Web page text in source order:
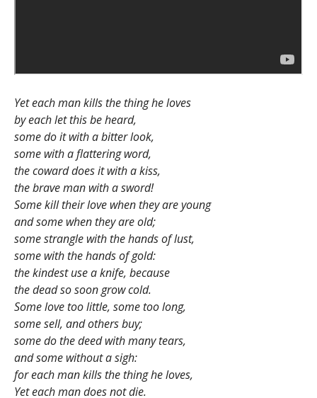
Yet each man kills the thing he loves
by each let this be heard,
some do it with a bitter look,
some with a flattering word,
the coward does it with a kiss,
the brave man with a sword!
Some kill their love when they are young
and some when they are old;
some strangle with the hands of lust,
some with the hands of gold:
the kindest use a knife, because
the dead so soon grow cold.
Some love too little, some too long,
some sell, and others buy;
some do the deed with many tears,
and some without a sigh:
for each man kills the thing he loves,
Yet each man does not die.